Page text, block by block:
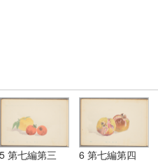
5 第七編第三
6 第七編第四